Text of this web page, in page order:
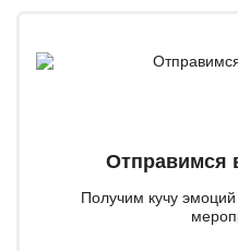
Отправимся
Получим кучу